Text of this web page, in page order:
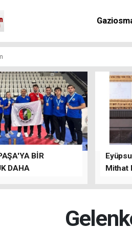
BİR
DAHA
Mithat